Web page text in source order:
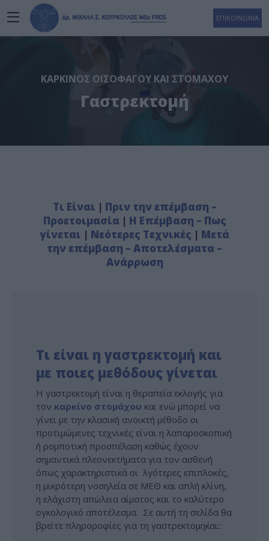
ΕΠΙΚΟΙΝΩΝΙΑ
ΚΑΡΚΊΝΟΣ ΟΙΣΟΦΆΓΟΥ ΚΑΙ ΣΤΟΜΆΧΟΥ
Γαστρεκτομή
Τι Είναι | Πριν την επέμβαση –
Προετοιμασία| Η Επέμβαση – Πως
γίνεται | Νεότερες Τεχνικές | Μετά
την επέμβαση – Αποτελέσματα –
Ανάρρωση
Τι είναι η γαστρεκτομή και
με ποιες μεθόδους γίνεται
Η γαστρεκτομή είναι η θεραπεία εκλογής για
τον καρκίνο στομάχου και ενώ μπορεί να
γίνει με την κλασική ανοικτή μέθοδο οι
προτιμώμενες τεχνικές είναι η λαπαροσκοπική
ή ρομποτική προσπέλαση καθώς έχουν
σημαντικά πλεονεκτήματα για τον ασθενή
όπως χαρακτηριστικά οι λγότερες επιπλοκές,
η μικρότερη νοσηλεία σε ΜΕΘ και απλή κλίνη,
η ελάχιστη απώλεια αίματος και το καλύτερο
ογκολογικό αποτέλεσμα. Σε αυτή τη σελίδα θα
βρείτε πληροροφίες για τη γαστρεκτομη΄και::